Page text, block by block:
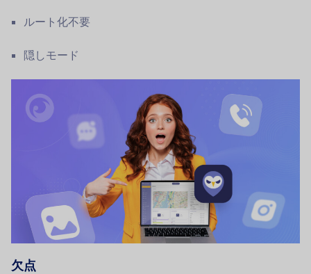
ルート化不要
隠しモード
欠点